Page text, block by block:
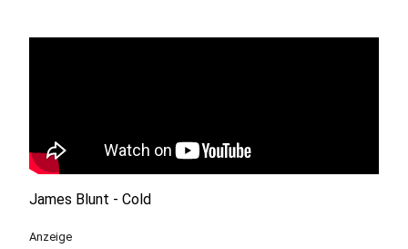
James Blunt - Cold
Anzeige